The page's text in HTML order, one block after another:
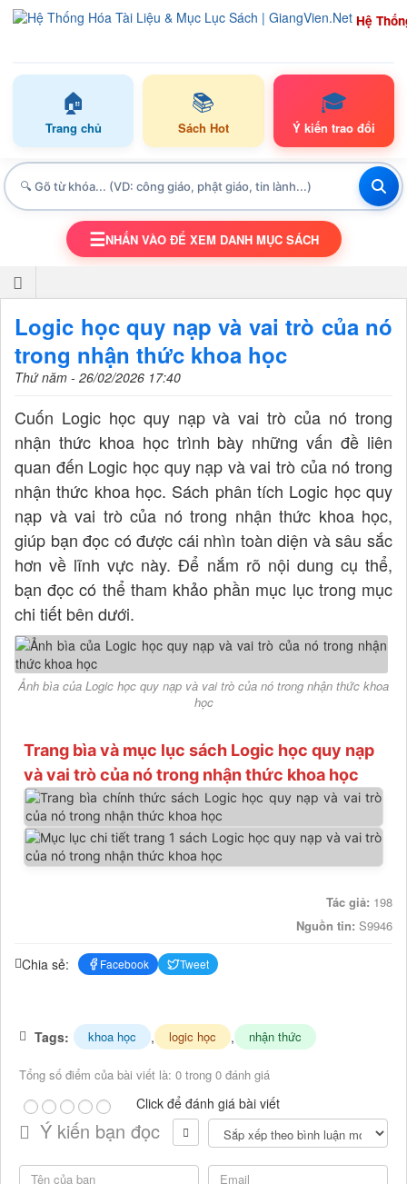
Hệ
🏠
Trang chủ
📚
Sách Hot
🎓
Ý kiến trao đổi
TOGGLE NAVIGATION
☰NHẤN VÀO ĐỂ XEM DANH MỤC SÁCH
Logic học quy nạp và vai trò của nó
trong nhận thức khoa học
Thứ năm - 26/02/2026 17:40
Cuốn Logic học quy nạp và vai trò của nó trong
nhận thức khoa học trình bày những vấn đề liên
quan đến Logic học quy nạp và vai trò của nó trong
nhận thức khoa học. Sách phân tích Logic học quy
nạp và vai trò của nó trong nhận thức khoa học,
giúp bạn đọc có được cái nhìn toàn diện và sâu sắc
hơn về lĩnh vực này. Để nắm rõ nội dung cụ thể,
bạn đọc có thể tham khảo phần mục lục trong mục
chi tiết bên dưới.
Ảnh bìa của Logic học quy nạp và vai trò của nó trong nhận thức khoa
học
Trang bìa và mục lục sách Logic học quy nạp
và vai trò của nó trong nhận thức khoa học
Tác giả: 198
Nguồn tin: S9946
Chia sẻ: Facebook Tweet
Tags: khoa học , logic học , nhận thức
Tổng số điểm của bài viết là: 0 trong 0 đánh giá
Click để đánh giá bài viết
Ý kiến bạn đọc